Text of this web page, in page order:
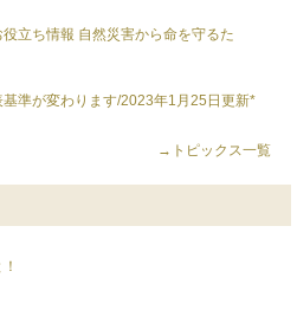
役立ち情報 自然災害から命を守るた
基準が変わります/2023年1月25日更新*
→トピックス一覧